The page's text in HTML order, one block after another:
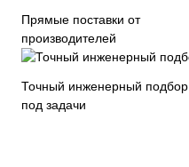
Прямые поставки от
производителей
Точный инженерный подбор
под задачи